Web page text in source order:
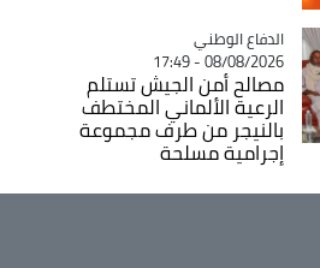
Catégorie
الدفاع الوطني
08/08/2026 - 17:49
مصالح أمن الجيش تستلم
الرعية الألماني المختطف
بالنيجر من طرف مجموعة
إجرامية مسلحة